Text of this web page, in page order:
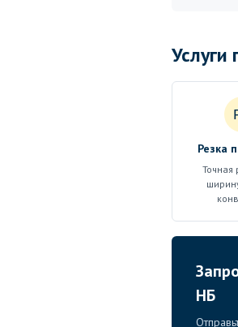
Услуги
Резка
Точная
НБ